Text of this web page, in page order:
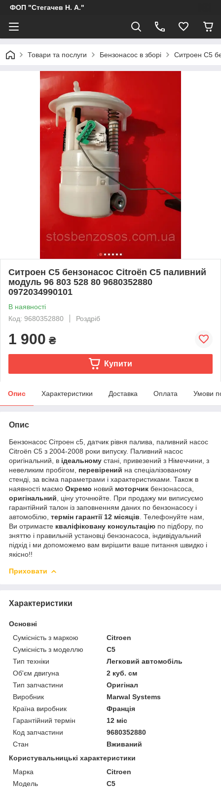
ФОП "Стегачев Н. А."
Товари та послуги Бензонасос в зборі Ситроен С5
Ситроен С5 бензонасос Citroën C5 паливний
модуль 96 803 528 80 9680352880
0972034990101
В наявності
Код: 9680352880
Роздріб
1 900 ₴
Купити
Опис Характеристики Доставка Оплата Умови
Опис
Бензонасос Сітроен с5, датчик рівня палива, паливний насос
Citroën C5 з 2004-2008 роки випуску. Паливний насос
оригінальний, в ідеальному стані, привезений з Німеччини, з
невеликим пробігом, перевірений на спеціалізованому
стенді, за всіма параметрами і характеристиками. Також в
наявності маємо Окремо новий моторчик бензонасоса,
оригінальний , ціну уточнюйте. При продажу ми виписуємо
гарантійний талон із заповненням даних по бензонасосу і
автомобілю, термін гарантії 12 місяців . Телефонуйте нам,
Ви отримаєте кваліфіковану консультацію по підбору, по
зняттю і правильній установці бензонасоса, індивідуальний
підхід і ми допоможемо вам вирішити ваше питання швидко і
якісно!!
Приховати
Характеристики
Основні
Сумісність з маркою
Citroen
Сумісність з моделлю
C5
Тип техніки
Легковий автомобіль
Об'єм двигуна
2 куб. см
Тип запчастини
Оригінал
Виробник
Marwal Systems
Країна виробник
Франція
Гарантійний термін
12 міс
Код запчастини
9680352880
Стан
Вживаний
Користувальницькі характеристики
Марка
Citroen
Модель
C5